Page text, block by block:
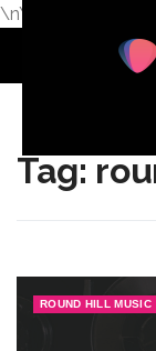
\n\n
Tag:
ROUND HILL MUSIC